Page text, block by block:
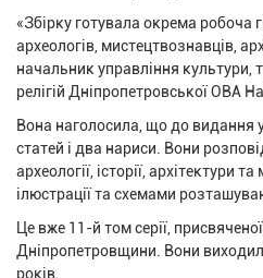
«Збірку готувала окрема робоча
археологів, мистецтвознавців,
начальник управління культури,
релігій Дніпропетровської ОВА
Вона наголосила, що до видання
статей і два нариси. Вони
археології, історії, архітектури
ілюстрації та схемами
Це вже 11-й том серії,
Дніпропетровщини. Вони
років.